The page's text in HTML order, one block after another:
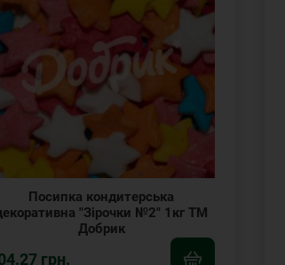
Посипка кондитерська
"Зірочки №2" 1кг ТМ
Добрик
грн.